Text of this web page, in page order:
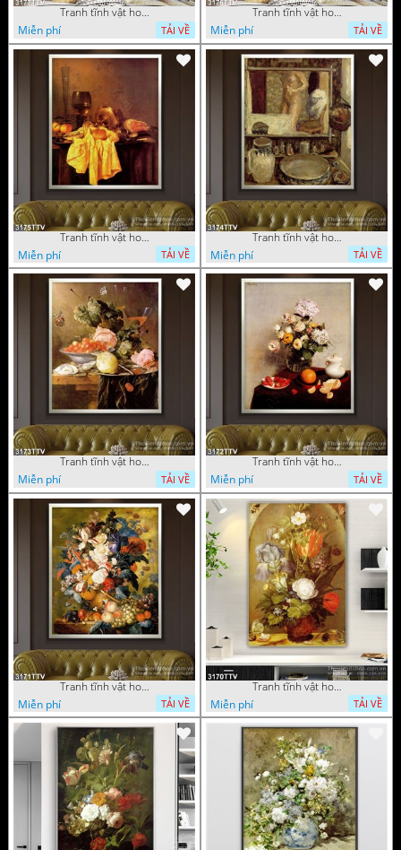
Tranh tĩnh vật hoa quả sơn dầu nghệ thuật
Miễn phí
TẢI VỀ
Tranh tĩnh vật hoa quả sơn dầu trang trí tường
Miễn phí
TẢI VỀ
Tranh tĩnh vật hoa quả sơn dầu trang trí đẹp
Miễn phí
TẢI VỀ
Tranh tĩnh vật hoa quả sơn dầu nghệ thuật
Miễn phí
TẢI VỀ
Tranh tĩnh vật hoa quả sơn dầu độc đáo đẹp
Miễn phí
TẢI VỀ
Tranh tĩnh vật hoa quả sơn dầu trang trí phòng ngủ
Miễn phí
TẢI VỀ
Tranh tĩnh vật hoa quả sơn dầu đẹp
Miễn phí
TẢI VỀ
Tranh tĩnh vật hoa quả sơn dầu độc đáo
Miễn phí
TẢI VỀ